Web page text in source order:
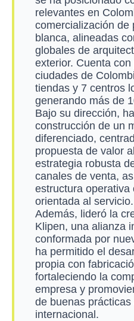
relevantes en
comercialización de
blanca, alineadas
globales de
exterior. Cuenta
ciudades de
tiendas y 7 centros
generando más de
Bajo su dirección,
construcción de un
diferenciado,
propuesta de valor
estrategia robusta
canales de venta,
estructura operativa
orientada al servicio.
Además, lideró la
Klipen, una alianza
conformada por
ha permitido el
propia con
fortaleciendo la
empresa y
de buenas prácticas
internacional.